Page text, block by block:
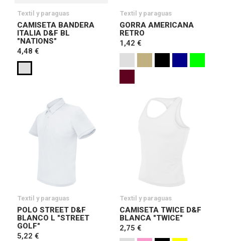
Textil y paraguas
CAMISETA BANDERA
ITALIA D&F BL
"NATIONS"
4,48 €
Textil y paraguas
GORRA AMERICANA
RETRO
1,42 €
Textil y paraguas
POLO STREET D&F
BLANCO L "STREET
GOLF"
5,22 €
Textil y paraguas
CAMISETA TWICE D&F
BLANCA "TWICE"
2,75 €